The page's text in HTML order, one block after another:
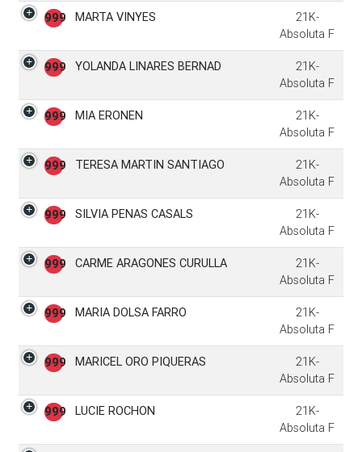
999 MARTA VINYES
21K-
Absoluta F
999 YOLANDA LINARES BERNAD
21K-
Absoluta F
999 MIA ERONEN
21K-
Absoluta F
999 TERESA MARTIN SANTIAGO
21K-
Absoluta F
999 SILVIA PENAS CASALS
21K-
Absoluta F
999 CARME ARAGONES CURULLA
21K-
Absoluta F
999 MARIA DOLSA FARRO
21K-
Absoluta F
999 MARICEL ORO PIQUERAS
21K-
Absoluta F
999 LUCIE ROCHON
21K-
Absoluta F